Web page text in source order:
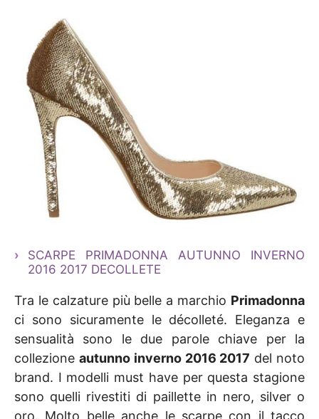
SCARPE PRIMADONNA AUTUNNO INVERNO
2016 2017 DECOLLETE
Tra le calzature più belle a marchio Primadonna
ci sono sicuramente le décolleté. Eleganza e
sensualità sono le due parole chiave per la
collezione autunno inverno 2016 2017 del noto
brand. I modelli must have per questa stagione
sono quelli rivestiti di paillette in nero, silver o
oro. Molto belle anche le scarpe con il tacco